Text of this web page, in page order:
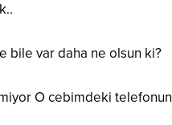
bile var daha ne olsun ki?
O cebimdeki telefonun